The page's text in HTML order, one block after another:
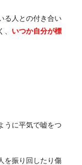
る人との付き合い
いつか自分が標
うに平気で嘘をつ
を振り回したり傷